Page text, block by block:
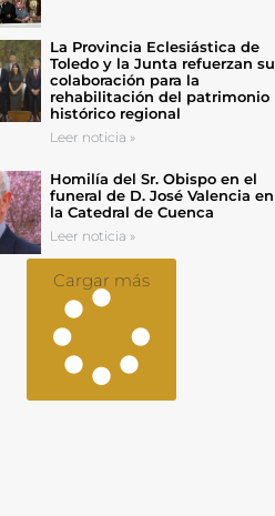
La Provincia Eclesiástica de
Toledo y la Junta refuerzan su
colaboración para la
rehabilitación del patrimonio
histórico regional
Leer noticia »
Homilía del Sr. Obispo en el
funeral de D. José Valencia en
la Catedral de Cuenca
Leer noticia »
Cargar más